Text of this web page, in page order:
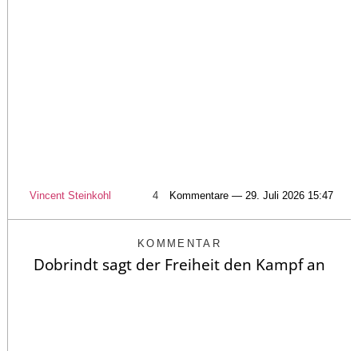
Vincent Steinkohl 4 Kommentare — 29. Juli 2026 15:47
KOMMENTAR
Dobrindt sagt der Freiheit den Kampf an